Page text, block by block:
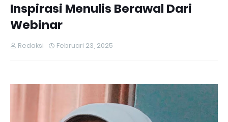
Inspirasi Menulis Berawal Dari
Webinar
Redaksi Februari 23, 2025